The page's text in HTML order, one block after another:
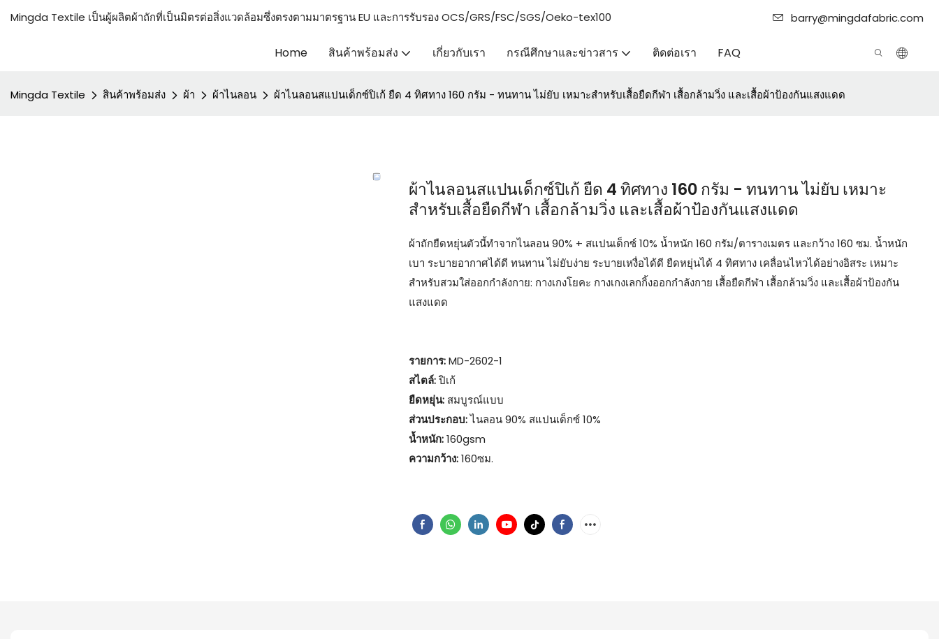
Mingda Textile เป็นผู้ผลิตผ้าถักที่เป็นมิตรต่อสิ่งแวดล้อมซึ่งตรงตามมาตรฐาน EU และการรับรอง OCS/GRS/FSC/SGS/Oeko-tex100 barry@mingdafabric.com
Home สินค้าพร้อมส่ง เกี่ยวกับเรา กรณีศึกษาและข่าวสาร ติดต่อเรา FAQ
Mingda Textile สินค้าพร้อมส่ง ผ้า ผ้าไนลอน ผ้าไนลอนสแปนเด็กซ์ปิเก้ ยืด 4 ทิศทาง 160 กรัม - ทนทาน ไม่ยับ เหมาะสำหรับเสื้อยืดกีฬา เสื้อกล้ามวิ่ง และเสื้อผ้าป้องกันแสงแดด
ผ้าไนลอนสแปนเด็กซ์ปิเก้ ยืด 4 ทิศทาง 160 กรัม - ทนทาน ไม่ยับ เหมาะ
สำหรับเสื้อยืดกีฬา เสื้อกล้ามวิ่ง และเสื้อผ้าป้องกันแสงแดด
ผ้าถักยืดหยุ่นตัวนี้ทำจากไนลอน 90% + สแปนเด็กซ์ 10% น้ำหนัก 160 กรัม/ตารางเมตร และกว้าง 160 ซม. น้ำหนัก
เบา ระบายอากาศได้ดี ทนทาน ไม่ยับง่าย ระบายเหงื่อได้ดี ยืดหยุ่นได้ 4 ทิศทาง เคลื่อนไหวได้อย่างอิสระ เหมาะ
สำหรับสวมใส่ออกกำลังกาย: กางเกงโยคะ กางเกงเลกกิ้งออกกำลังกาย เสื้อยืดกีฬา เสื้อกล้ามวิ่ง และเสื้อผ้าป้องกัน
แสงแดด
รายการ:MD-2602-1
สไตล์:ปิเก้
ยืดหยุ่น: สมบูรณ์แบบ
ส่วนประกอบ:ไนลอน 90% สแปนเด็กซ์ 10%
น้ำหนัก:160gsm
ความกว้าง:160ซม.